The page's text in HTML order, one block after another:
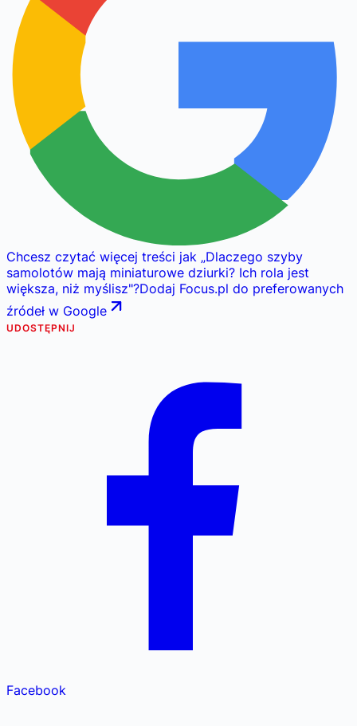
Chcesz czytać więcej treści jak „Dlaczego szyby
samolotów mają miniaturowe dziurki? Ich rola jest
większa, niż myślisz"?Dodaj Focus.pl do preferowanych
źródeł w Google
UDOSTĘPNIJ
Facebook